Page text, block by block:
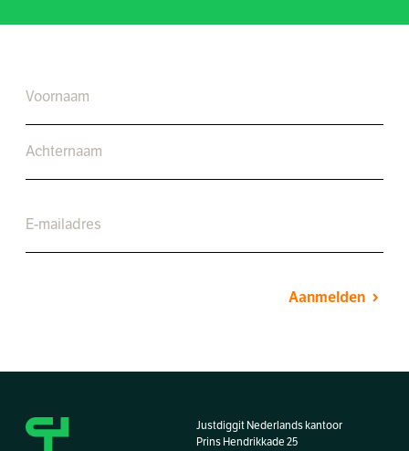
Aanmelden
Justdiggit Nederlands kantoor
Prins Hendrikkade 25